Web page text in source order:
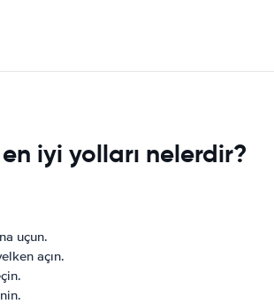
iyi yolları nelerdir?
uçun.
açın.